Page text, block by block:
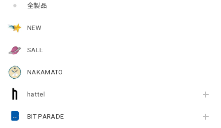
全製品
NEW
SALE
NAKAMATO
hattel
BIT PARADE